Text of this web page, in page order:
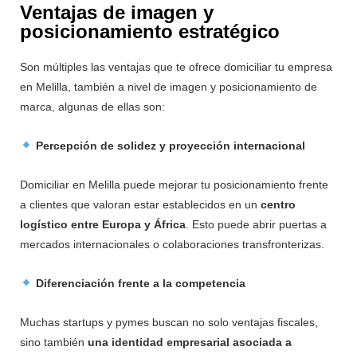
Ventajas de imagen y
posicionamiento estratégico
Son múltiples las ventajas que te ofrece domiciliar tu empresa
en Melilla, también a nivel de imagen y posicionamiento de
marca, algunas de ellas son:
Percepción de solidez y proyección internacional
Domiciliar en Melilla puede mejorar tu posicionamiento frente
a clientes que valoran estar establecidos en un centro
logístico entre Europa y África . Esto puede abrir puertas a
mercados internacionales o colaboraciones transfronterizas.
Diferenciación frente a la competencia
Muchas startups y pymes buscan no solo ventajas fiscales,
sino también una identidad empresarial asociada a